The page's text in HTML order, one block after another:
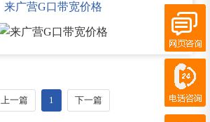
来广营G口带宽价格
上一篇 1 下一篇
13436973572